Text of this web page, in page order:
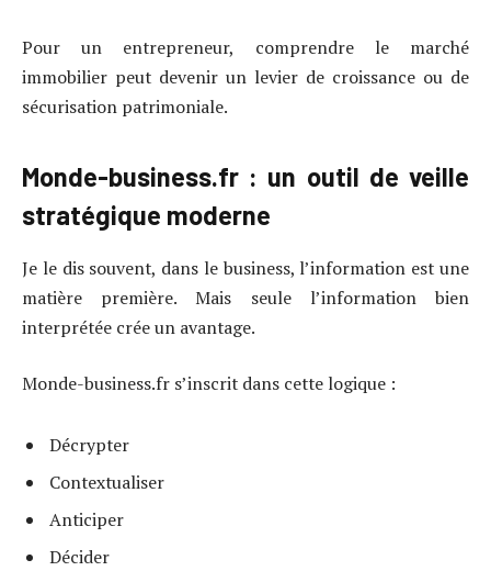
Pour un entrepreneur, comprendre le marché
immobilier peut devenir un levier de croissance ou de
sécurisation patrimoniale.
Monde-business.fr : un outil de veille
stratégique moderne
Je le dis souvent, dans le business, l’information est une
matière première. Mais seule l’information bien
interprétée crée un avantage.
Monde-business.fr s’inscrit dans cette logique :
Décrypter
Contextualiser
Anticiper
Décider